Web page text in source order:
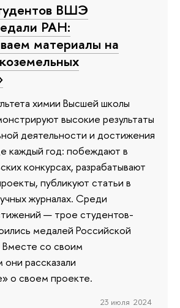
ВШЭ
РАН:
материалы на
химии Высшей школы
высокие результаты
деятельности и достижения
каждый год: побеждают в
конкурсах, разрабатывают
публикуют статьи в
журналах. Среди
— трое студентов-
медалей Российской
Вместе со своим
рассказали
о своем проекте.
23 июля 2024